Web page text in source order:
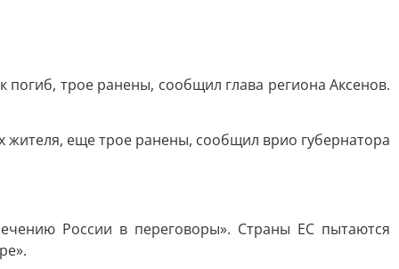
трое ранены, сообщил глава региона Аксенов.
жителя, еще трое ранены, сообщил врио губернатора
России в переговоры». Страны ЕС пытаются